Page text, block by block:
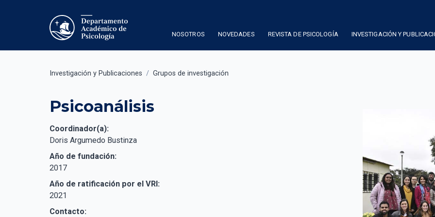
NOSOTROS NOVEDADES REVISTA DE PSICOLOGÍA INVESTIGACIÓN Y
Investigación y Publicaciones / Grupos de investigación
Psicoanálisis
Coordinador(a):
Doris Argumedo Bustinza
Año de fundación:
2017
Año de ratificación por el VRI:
2021
Contacto: